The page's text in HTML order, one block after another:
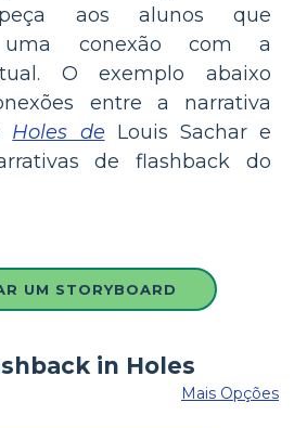
aos alunos que
uma conexão com a
O exemplo abaixo
entre a narrativa
Holes de Louis Sachar e
de flashback do
UM STORYBOARD
Mais Opções